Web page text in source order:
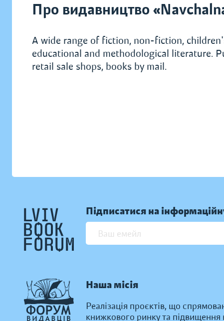
Про видавництво
A wide range of fiction, non-fiction,
educational and methodological literature.
retail sale shops, books by mail.
Підписатися на
Наша місія
Реалізація проєктів, що
книжкового ринку та підвищення